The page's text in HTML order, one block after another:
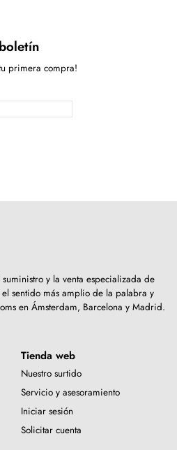
primera compra!
y la venta especializada de
sentido más amplio de la palabra y
en Ámsterdam, Barcelona y Madrid.
Tienda web
Nuestro surtido
Servicio y asesoramiento
Iniciar sesión
Solicitar cuenta